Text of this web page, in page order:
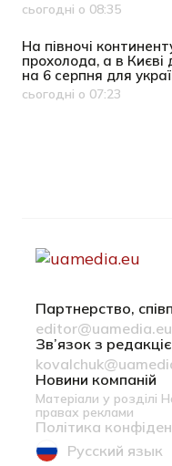
Дата публікації
сьогодні о 08:35
На півночі
прохолода, а в Києві
на 6 серпня для
Дата публікації
сьогодні о 07:23
Партнерство,
editor@uamedia.eu
Зв’язок з
Новини компаній
Матеріали у розділі
правах реклами
Політика
Русский язык